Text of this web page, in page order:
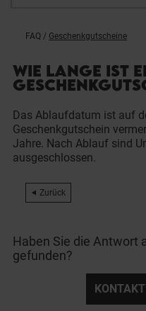
FAQ / Geschenkgutscheine
WIE LANGE IST
Das Ablaufdatum ist auf
Geschenkgutschein
Jahre. Nach Ablauf sind
ausgeschlossen.
Zurück
Haben Sie die Antwort
gefunden?